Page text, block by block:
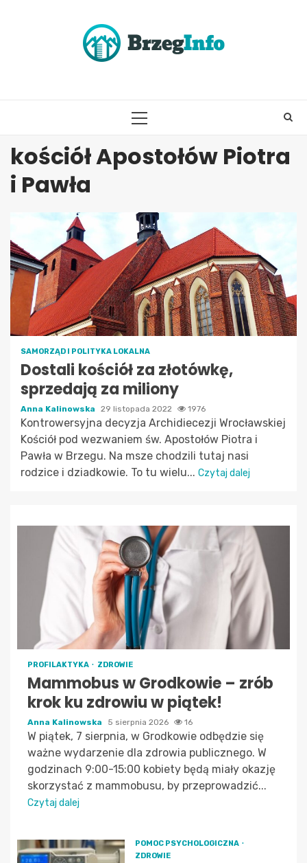
PRIMARY
kościół Apostołów Piotra
i Pawła
SAMORZĄD I POLITYKA LOKALNA
Dostali kościół za złotówkę,
sprzedają za miliony
Anna Kalinowska 29 listopada 2022 1976
Kontrowersyjna decyzja Archidiecezji Wrocławskiej
Kościół pod wezwaniem św. Apostołów Piotra i
Pawła w Brzegu. Na msze chodzili tutaj nasi
rodzice i dziadkowie. To tu wielu... Czytaj dalej
PROFILAKTYKA ZDROWIE
Mammobus w Grodkowie – zrób
krok ku zdrowiu w piątek!
Anna Kalinowska 5 sierpnia 2026 16
W piątek, 7 sierpnia, w Grodkowie odbędzie się
ważne wydarzenie dla zdrowia publicznego. W
godzinach 9:00-15:00 kobiety będą miały okazję
skorzystać z mammobusu, by przeprowadzić...
Czytaj dalej
POMOC PSYCHOLOGICZNA
ZDROWIE